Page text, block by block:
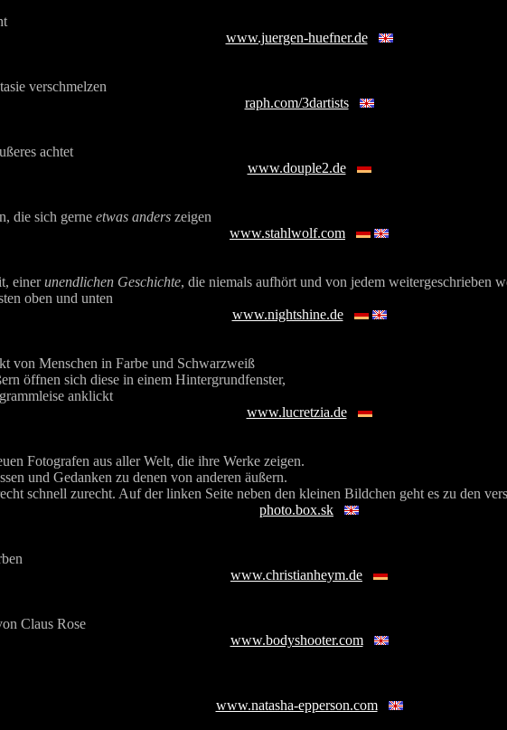
www.juergen-huefner.de
verschmelzen
raph.com/3dartists
achtet
www.douple2.de
die sich gerne etwas anders zeigen
www.stahlwolf.com
einerunendlichen Geschichte, die niemals aufhört und von jedem weitergeschrieben
oben und unten
www.nightshine.de
von Menschen in Farbe und Schwarzweiß
öffnen sich diese in einem Hintergrundfenster,
anklickt
www.lucretzia.de
Fotografen aus aller Welt, die ihre Werke zeigen.
und Gedanken zu denen von anderen äußern.
schnell zurecht. Auf der linken Seite neben den kleinen Bildchen geht es zu den
photo.box.sk
www.christianheym.de
Claus Rose
www.bodyshooter.com
www.natasha-epperson.com